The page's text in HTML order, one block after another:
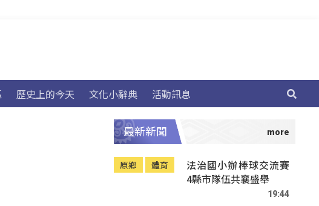
歷史上的今天 文化小辭典 活動訊息
最新新聞
原鄉 體育
法治國小辦棒球交流賽
4縣市隊伍共襄盛舉
19:44